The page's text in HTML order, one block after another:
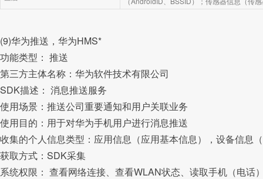
(9)华为推送，华为HMS*
功能类型： 推送
第三方主体名称：华为软件技术有限公司
SDK描述： 消息推送服务
使用场景：推送公司重要通知和用户关联业务
使用目的：用于对华为手机用户进行消息推送
收集的个人信息类型：应用信息（应用基本信息），设备信息
获取方式：SDK采集
系统权限： 查看网络连接、查看WLAN状态、读取手机（电话